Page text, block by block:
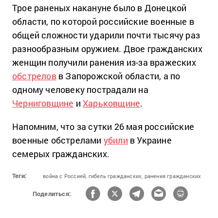
Трое раненых накануне было в Донецкой
области, по которой российские военные в
общей сложности ударили почти тысячу раз
разнообразным оружием. Двое гражданских
женщин получили ранения из-за вражеских
обстреловв Запорожской области, а по
одному человеку пострадали на
Черниговщине иХарьковщине.
Напомним, что за сутки 26 мая российские
военные обстрелами убили в Украине
семерых гражданских.
Теги: война с Россией, гибель гражданских, ранения гражданских
Поделиться: